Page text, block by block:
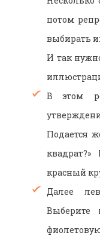
потом
выбирать
И так
В этом
Подается
красный
Далее
Выберите